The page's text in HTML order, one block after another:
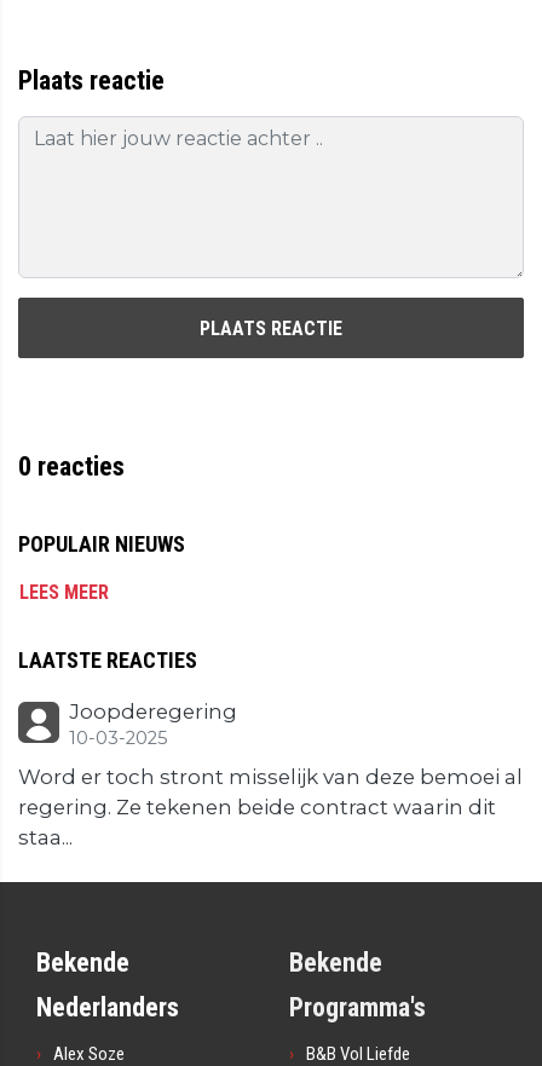
Plaats reactie
PLAATS REACTIE
0 reacties
POPULAIR NIEUWS
LEES MEER
LAATSTE REACTIES
Joopderegering
10-03-2025
Word er toch stront misselijk van deze bemoei al
regering. Ze tekenen beide contract waarin dit
staa...
Bekende
Nederlanders
Alex Soze
Bekende
Programma's
B&B Vol Liefde